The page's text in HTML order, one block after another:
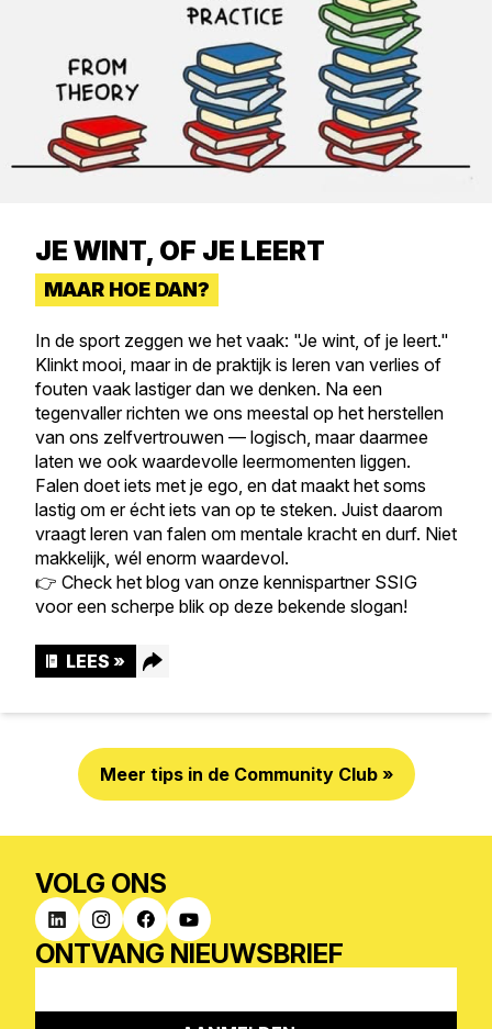
JE WINT, OF JE LEERT
MAAR HOE DAN?
In de sport zeggen we het vaak: "Je wint, of je leert."
Klinkt mooi, maar in de praktijk is leren van verlies of
fouten vaak lastiger dan we denken. Na een
tegenvaller richten we ons meestal op het herstellen
van ons zelfvertrouwen — logisch, maar daarmee
laten we ook waardevolle leermomenten liggen.
Falen doet iets met je ego, en dat maakt het soms
lastig om er écht iets van op te steken. Juist daarom
vraagt leren van falen om mentale kracht en durf. Niet
makkelijk, wél enorm waardevol.
👉 Check het blog van onze kennispartner SSIG
voor een scherpe blik op deze bekende slogan!
LEES »
Meer tips in de Community Club »
VOLG ONS
ONTVANG NIEUWSBRIEF